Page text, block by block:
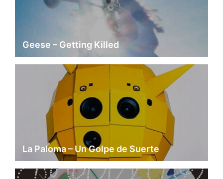
Geese – Getting Killed
La Paloma – Un Golpe de Suerte